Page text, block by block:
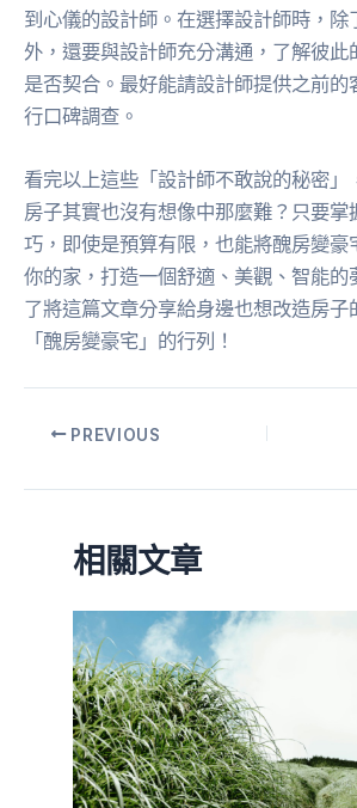
到心儀的設計師。在選擇設計師時，除
外，還要與設計師充分溝通，了解彼此
是否契合。最好能請設計師提供之前的
行口碑調查。
看完以上這些「設計師不敢說的秘密」
房子其實也沒有想像中那麼難？只要掌
巧，即使是預算有限，也能將醜房變豪
你的家，打造一個舒適、美觀、智能的
了將這篇文章分享給身邊也想改造房子
「醜房變豪宅」的行列！
PREVIOUS
相關文章